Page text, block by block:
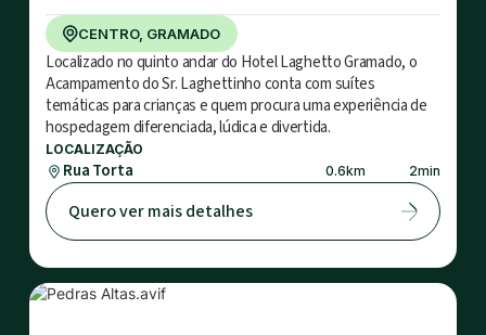
CENTRO, GRAMADO
Localizado no quinto andar do Hotel Laghetto Gramado, o
Acampamento do Sr. Laghettinho conta com suítes
temáticas para crianças e quem procura uma experiência de
hospedagem diferenciada, lúdica e divertida.
LOCALIZAÇÃO
Rua Torta 0.6km 2min
Quero ver mais detalhes